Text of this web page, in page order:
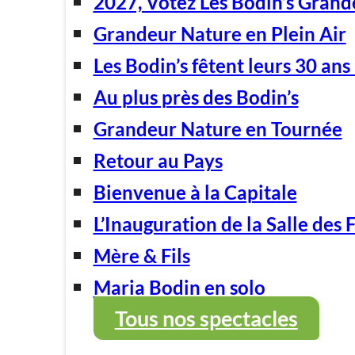
Grandeur Nature en Plein Air
Les Bodin’s fêtent leurs 30 ans
Au plus près des Bodin’s
Grandeur Nature en Tournée
Retour au Pays
Bienvenue à la Capitale
L’Inauguration de la Salle des
Mère & Fils
Maria Bodin en solo
Tous nos spectacles